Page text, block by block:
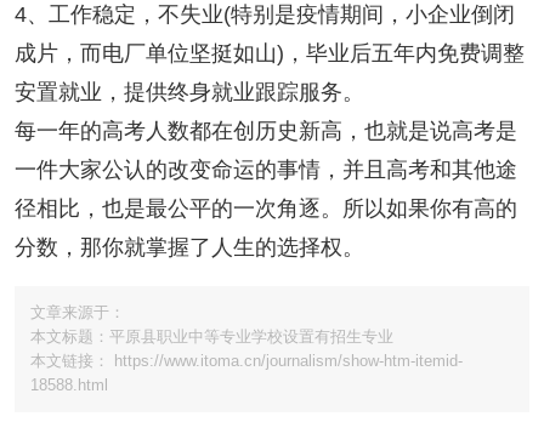
4、工作稳定，不失业(特别是疫情期间，小企业倒闭
成片，而电厂单位坚挺如山)，毕业后五年内免费调整
安置就业，提供终身就业跟踪服务。
每一年的高考人数都在创历史新高，也就是说高考是
一件大家公认的改变命运的事情，并且高考和其他途
径相比，也是最公平的一次角逐。所以如果你有高的
分数，那你就掌握了人生的选择权。
文章来源于：
本文标题：平原县职业中等专业学校设置有招生专业
本文链接： https://www.itoma.cn/journalism/show-htm-itemid-
18588.html